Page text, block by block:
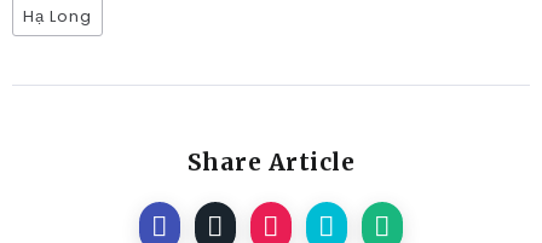
Hạ Long
Share Article